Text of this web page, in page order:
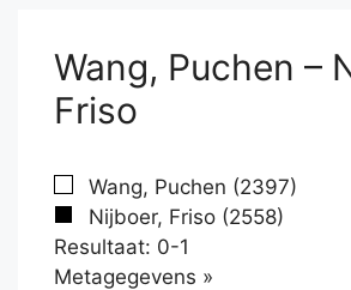
Wang, Puchen –
Friso
Wang, Puchen (2397)
Nijboer, Friso (2558)
Resultaat: 0-1
Metagegevens »